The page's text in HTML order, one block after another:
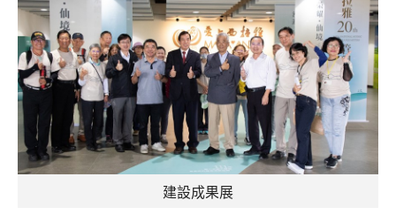
建設成果展